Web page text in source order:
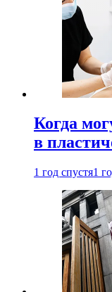
Когда
в
1 год спустя1